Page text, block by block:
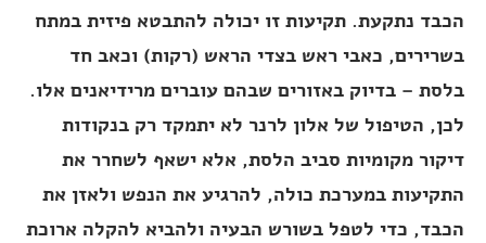
הכבד נתקעת. תקיעות זו יכולה להתבטא פיזית במתח
בשרירים, כאבי ראש בצדי הראש (רקות) וכאב חד
בלסת – בדיוק באזורים שבהם עוברים מרידיאנים אלו.
לכן, הטיפול של אלון לרנר לא יתמקד רק בנקודות
דיקור מקומיות סביב הלסת, אלא ישאף לשחרר את
התקיעות במערכת כולה, להרגיע את הנפש ולאזן את
הכבד, כדי לטפל בשורש הבעיה ולהביא להקלה ארוכת